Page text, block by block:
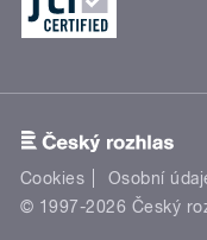
Cookies Osobní
© 1997-2026 Český